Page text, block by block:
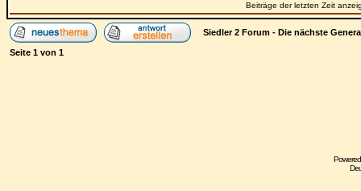
Beiträge der letzten Zeit
Siedler 2 Forum - Die nächste
Seite 1 von 1